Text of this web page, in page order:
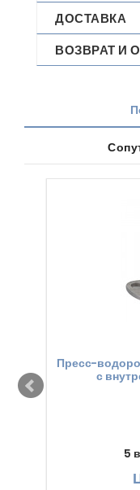
ДОСТАВКА
ВОЗВРАТ И
Пресс-
с
5